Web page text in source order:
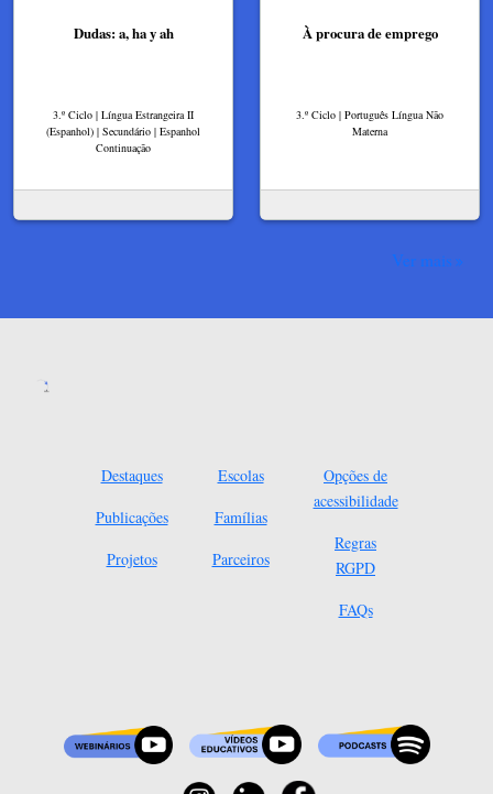
Dudas: a, ha y ah
3.º Ciclo | Língua Estrangeira II
(Espanhol) | Secundário | Espanhol
Continuação
À procura de emprego
3.º Ciclo | Português Língua Não
Materna
Ver mais
Destaques
Publicações
Projetos
Escolas
Famílias
Parceiros
Opções de
acessibilidade
Regras
RGPD
FAQs